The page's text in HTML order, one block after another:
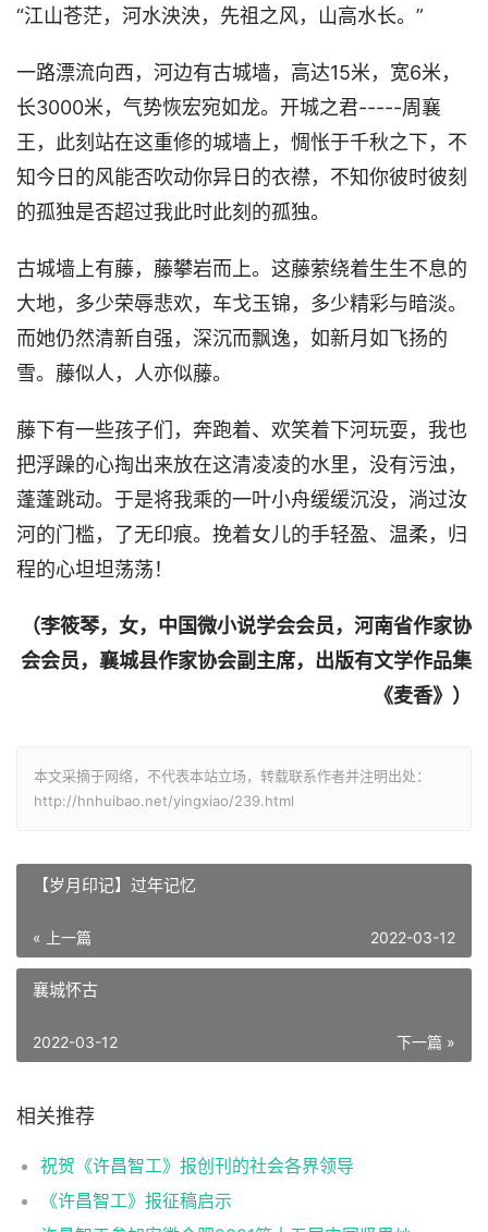
“江山苍茫，河水泱泱，先祖之风，山高水长。”
一路漂流向西，河边有古城墙，高达15米，宽6米，
长3000米，气势恢宏宛如龙。开城之君-----周襄
王，此刻站在这重修的城墙上，惆怅于千秋之下，不
知今日的风能否吹动你异日的衣襟，不知你彼时彼刻
的孤独是否超过我此时此刻的孤独。
古城墙上有藤，藤攀岩而上。这藤萦绕着生生不息的
大地，多少荣辱悲欢，车戈玉锦，多少精彩与暗淡。
而她仍然清新自强，深沉而飘逸，如新月如飞扬的
雪。藤似人，人亦似藤。
藤下有一些孩子们，奔跑着、欢笑着下河玩耍，我也
把浮躁的心掏出来放在这清凌凌的水里，没有污浊，
蓬蓬跳动。于是将我乘的一叶小舟缓缓沉没，淌过汝
河的门槛，了无印痕。挽着女儿的手轻盈、温柔，归
程的心坦坦荡荡！
（李筱琴，女，中国微小说学会会员，河南省作家协
会会员，襄城县作家协会副主席，出版有文学作品集
《麦香》）
本文采摘于网络，不代表本站立场，转载联系作者并注明出处：
http://hnhuibao.net/yingxiao/239.html
【岁月印记】过年记忆
« 上一篇 2022-03-12
襄城怀古
下一篇 »
2022-03-12
相关推荐
祝贺《许昌智工》报创刊的社会各界领导
《许昌智工》报征稿启示